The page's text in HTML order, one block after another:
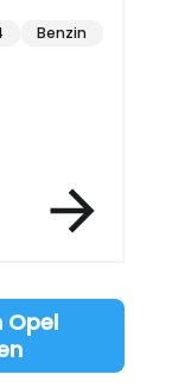
Benzin
Opel